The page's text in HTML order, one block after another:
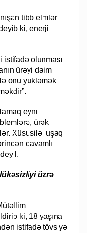
tibb elmləri
ki, enerji
istifadə olunması
ürəyi daim
onu yükləmək
eyni
ürək
Xüsusilə, uşaq
davamlı
üzrə
ki, 18 yaşına
istifadə tövsiyə